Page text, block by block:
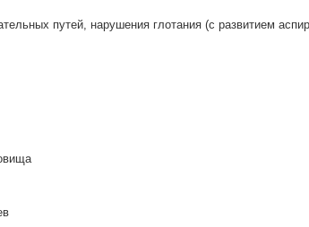
путей, нарушения глотания (с развитием